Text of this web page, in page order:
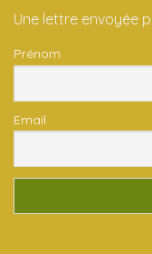
Une lettre envoyée
Prénom
Email